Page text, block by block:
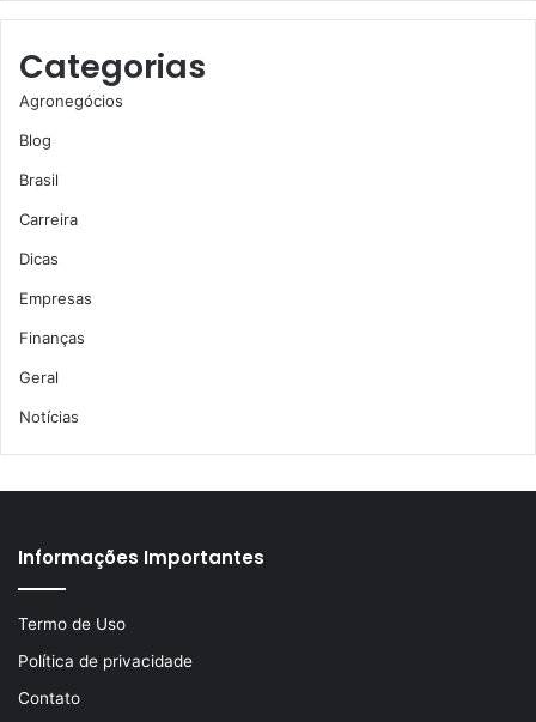
Categorias
Agronegócios
Blog
Brasil
Carreira
Dicas
Empresas
Finanças
Geral
Notícias
Informações Importantes
Termo de Uso
Política de privacidade
Contato